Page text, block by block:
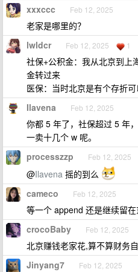
xxxccc Feb 12, 2025
老家是哪里的？
lwldcr Feb 12, 2025 1
社保+公积金：我从北京到上
金转过来
医保：当时北京是有个存折
Ilavena Feb 12, 2025
你都 5 年了，社保超过 5 年
一卖十几个 w 呢。
processzzp Feb 12, 2025
@Ilavena 摇的到么
cameco Feb 12, 2025
等一个 append 还是继续留在
crocoBaby Feb 12, 2025
北京赚钱老家花,算不算财务
Jinyang7 Feb 12, 2025